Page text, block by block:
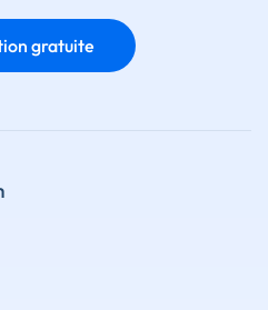
gratuite